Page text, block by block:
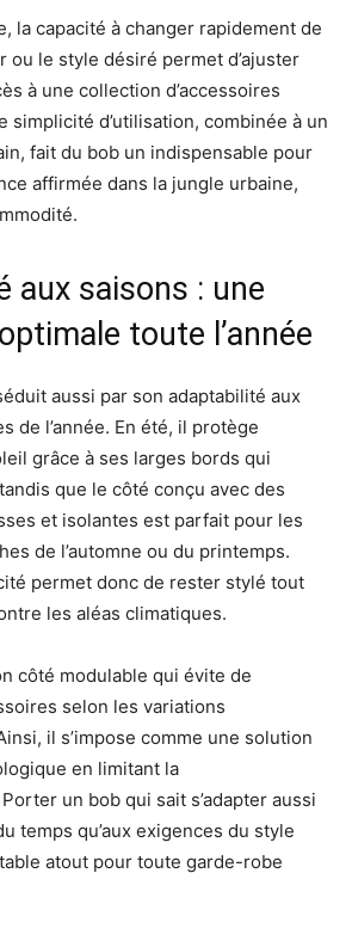
la capacité à changer rapidement de
ou le style désiré permet d’ajuster
à une collection d’accessoires
simplicité d’utilisation, combinée à un
fait du bob un indispensable pour
affirmée dans la jungle urbaine,
aux saisons : une
toute l’année
aussi par son adaptabilité aux
de l’année. En été, il protège
grâce à ses larges bords qui
que le côté conçu avec des
et isolantes est parfait pour les
de l’automne ou du printemps.
permet donc de rester stylé tout
les aléas climatiques.
côté modulable qui évite de
selon les variations
il s’impose comme une solution
en limitant la
un bob qui sait s’adapter aussi
temps qu’aux exigences du style
atout pour toute garde-robe